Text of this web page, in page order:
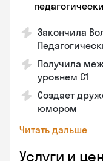
Закончила
Получила
уровнем C1
Создает
юмором
Читать дальше
Услуги и